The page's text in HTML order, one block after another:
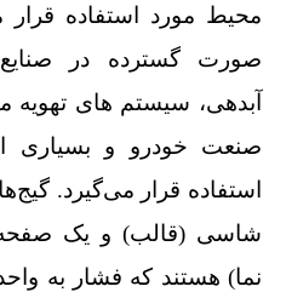
محیط مورد استفاده قرار
صورت گسترده در
آبدهی، سیستم‌ های تهویه
صنعت خودرو و بسیاری
استفاده قرار می‌گیرد.
شاسی (قالب) و یک صفحه
نما) هستند که فشار به